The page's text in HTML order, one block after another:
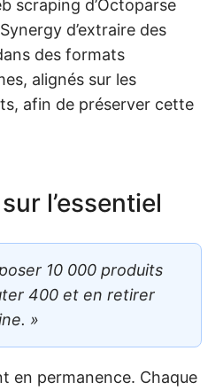
scraping d’Octoparse
d’extraire des
des formats
alignés sur les
afin de préserver cette
l’essentiel
10 000 produits
400 et en retirer
»
en permanence. Chaque